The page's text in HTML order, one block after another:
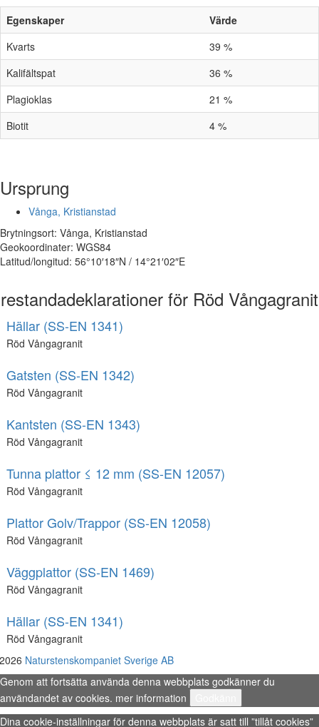
Egenskaper
Värde
Kvarts
39 %
Kalifältspat
36 %
Plagioklas
21 %
Biotit
4 %
Ursprung
Vånga, Kristianstad
Brytningsort: Vånga, Kristianstad
Geokoordinater: WGS84
Latitud/longitud: 56°10′18″N / 14°21′02″E
för Röd Vångagranit
Hällar (SS-EN 1341)
Röd Vångagranit
Gatsten (SS-EN 1342)
Röd Vångagranit
Kantsten (SS-EN 1343)
Röd Vångagranit
Tunna plattor ≤ 12 mm (SS-EN 12057)
Röd Vångagranit
Plattor Golv/Trappor (SS-EN 12058)
Röd Vångagranit
Väggplattor (SS-EN 1469)
Röd Vångagranit
Hällar (SS-EN 1341)
Röd Vångagranit
Naturstenskompaniet Sverige AB
Genom att fortsätta använda denna webbplats godkänner du
användandet av cookies. mer information
Dina cookie-inställningar för denna webbplats är satt till ”tillåt cookies”